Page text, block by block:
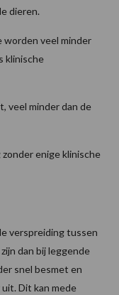
dieren.
worden veel minder
klinische
veel minder dan de
enige klinische
verspreiding tussen
dan bij leggende
snel besmet en
Dit kan mede